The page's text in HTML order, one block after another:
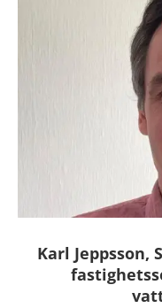
Karl Jeppsson,